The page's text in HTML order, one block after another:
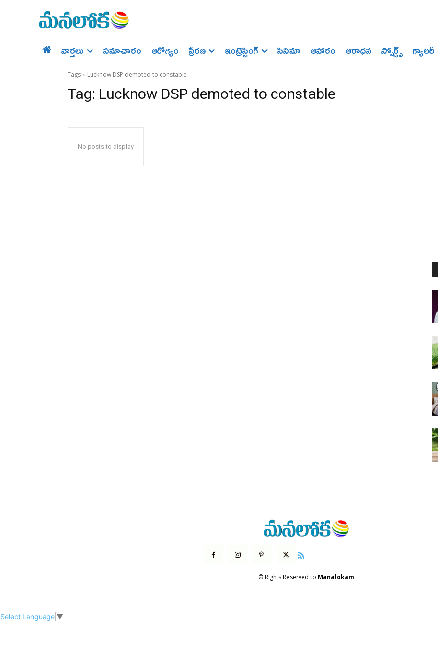
వార్తలు సమాచారం ఆరోగ్యం ప్రేర‌ణ‌ ఇంట్రెస్టింగ్‌ సినిమా ఆహారం ఆరాధన స్పోర్ట్స్‌ గ్యాలరీ
Tags Lucknow DSP demoted to constable
Tag: Lucknow DSP demoted to constable
No posts to display
© Rights Reserved to Manalokam
Select Language ▼